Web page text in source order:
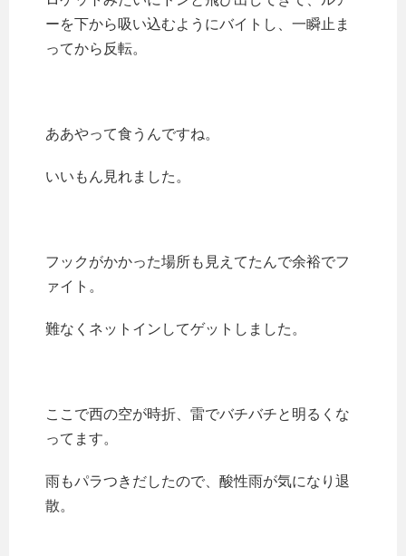
ーを下から吸い込むようにバイトし、一瞬止ま
ってから反転。
ああやって食うんですね。
いいもん見れました。
フックがかかった場所も見えてたんで余裕でフ
ァイト。
難なくネットインしてゲットしました。
ここで西の空が時折、雷でバチバチと明るくな
ってます。
雨もパラつきだしたので、酸性雨が気になり退
散。